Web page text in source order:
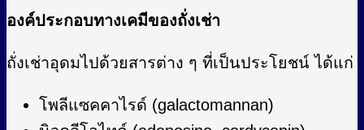
องค์ประกอบทางเคมีของถั่งเช่า
ถั่งเช่าอุดมไปด้วยสารต่าง ๆ ที่เป็นประโยชน์ ได้แก่
โพลีแซคคาไรด์ (galactomannan)